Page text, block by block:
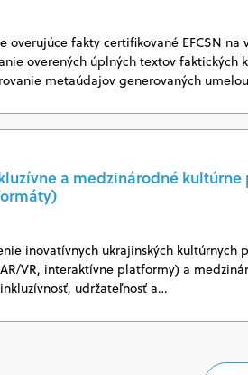
overujúce fakty certifikované EFCSN na
overených úplných textov faktických
metaúdajov generovaných
a medzinárodné kultúrne
inovatívnych ukrajinských kultúrnych
VR, interaktívne platformy) a
udržateľnosť a…